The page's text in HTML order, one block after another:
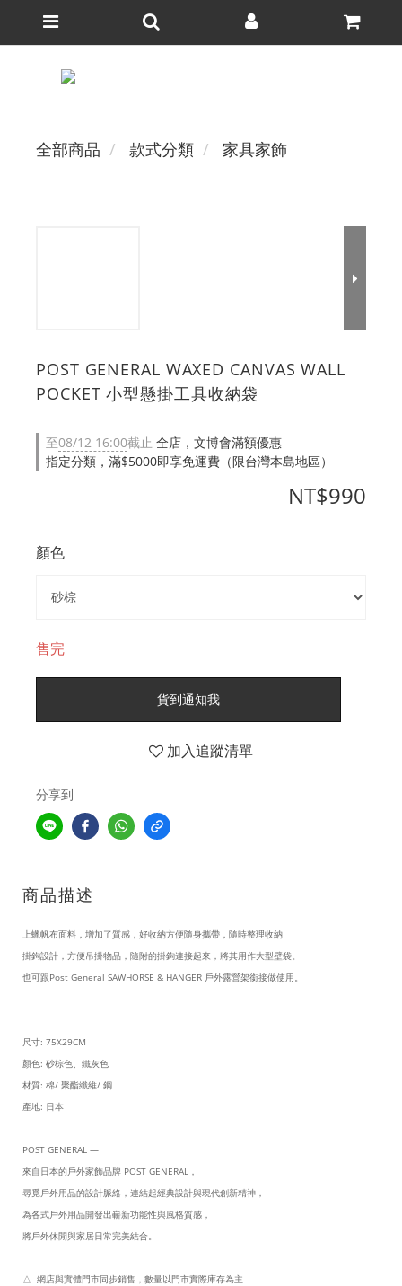
全部商品 款式分類 家具家飾
POST GENERAL WAXED CANVAS WALL
POCKET 小型懸掛工具收納袋
至08/12 16:00截止 全店，文博會滿額優惠
指定分類，滿$5000即享免運費（限台灣本島地區）
NT$990
顏色
售完
貨到通知我
加入追蹤清單
分享到
商品描述
上蠟帆布面料，增加了質感， 好收納方便隨身攜帶，隨時整理收納
掛鉤設計，方便吊掛物品，隨附的掛鉤連接起來，將其用作大型壁袋。
也可跟Post General SAWHORSE & HANGER 戶外露營架銜接做使用。
尺寸: 75X29CM
顏色: 砂棕色、鐵灰色
材質: 棉/ 聚酯纖維/ 鋼
產地: 日本
POST GENERAL —
來自日本的戶外家飾品牌 POST GENERAL，
尋覓戶外用品的設計脈絡，連結起經典設計與現代創新精神，
為各式戶外用品開發出嶄新功能性與風格質感，
將戶外休閒與家居日常完美結合。
△ 網店與實體門市同步銷售，數量以門市實際庫存為主